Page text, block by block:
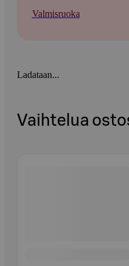
Valmisruoka
Ladataan...
Vaihtelua